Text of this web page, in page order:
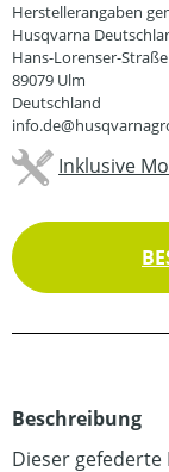
Herstellerangaben
Husqvarna
Hans-Lorenser-
89079 Ulm
Deutschland
Inklusive
Beschreibung
Dieser